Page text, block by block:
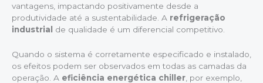
vantagens, impactando positivamente desde a
produtividade até a sustentabilidade. A refrigeração
industrial
de qualidade é um diferencial competitivo.
Quando o sistema é corretamente especificado e instalado,
os efeitos podem ser observados em todas as camadas da
operação. A eficiência energética chiller , por exemplo,